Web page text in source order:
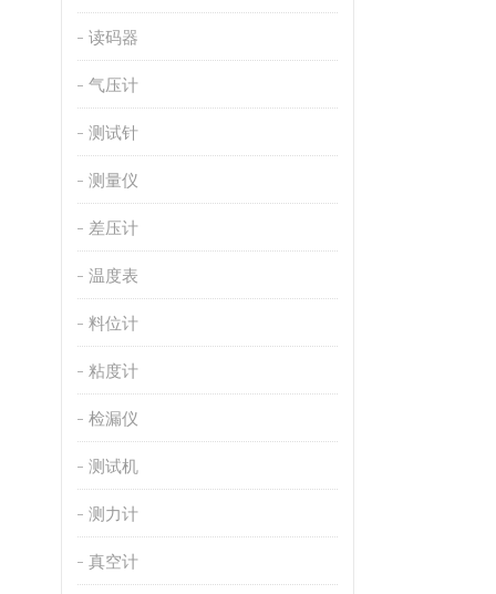
读码器
气压计
测试针
测量仪
差压计
温度表
料位计
粘度计
检漏仪
测试机
测力计
真空计